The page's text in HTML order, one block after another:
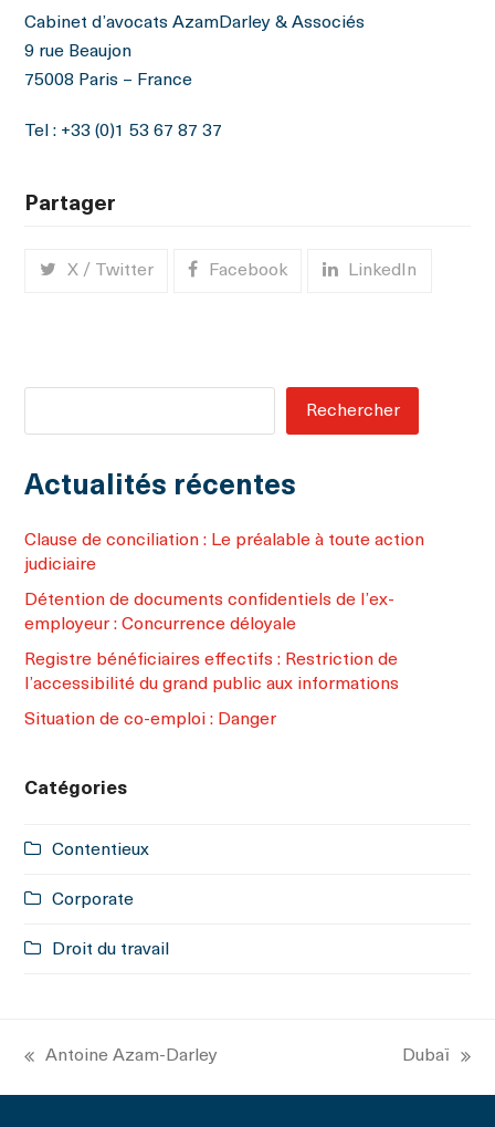
Cabinet d’avocats AzamDarley & Associés
9 rue Beaujon
75008 Paris – France
Tel : +33 (0)1 53 67 87 37
Partager
X / Twitter Facebook LinkedIn
Rechercher
Actualités récentes
Clause de conciliation : Le préalable à toute action
judiciaire
Détention de documents confidentiels de l’ex-
employeur : Concurrence déloyale
Registre bénéficiaires effectifs : Restriction de
l’accessibilité du grand public aux informations
Situation de co-emploi : Danger
Catégories
Contentieux
Corporate
Droit du travail
post:
Antoine Azam-Darley
post:
Dubaï